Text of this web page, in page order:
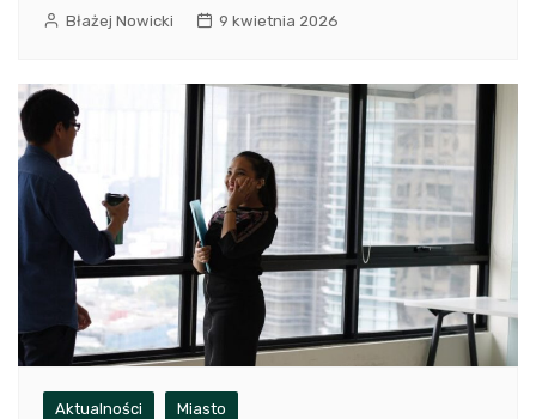
Błażej Nowicki 9 kwietnia 2026
Aktualności Miasto